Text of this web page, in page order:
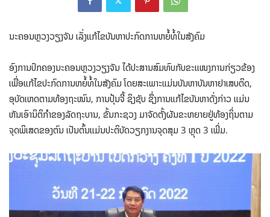
ນະຄອນຫຼວງວຽງ​ຈັນ ເລັ່ງ​ແກ້​ໄຂ​ບັນ​ຫາ​ປະ​ກົດ​ການ​ຫຍໍ້​ທໍ້​ໃນ​ສັງ​ຄົມ
ອົງ​ການ​ປົກ​ຄອງ​ນະ​ຄອນຫຼວງວຽງ​ຈັນ ໄດ້ປະສານສົມທົບກັບຂະແໜງການກ່ຽວຂ້ອງ
ເພື່ອແກ້ໄຂ​ປະ​ກົດ​ການ​ຫຍໍ້​ທໍ້​ໃນ​ສັງ​ຄົມ ໂດຍ​ສະ​ເພາະ​ແມ່ນບັນຫາບັນຫາຢາເສບຕິດ,
ອຸບັດເຫດຕາມທ້ອງຖະໜົນ, ການປຸ້ນຈີ້ ຊິງຊັບ ຊຶ່ງການແກ້ໄຂບັນຫາດັ່ງກ່າວ ​ແມ່ນ
ຫັນເອົານິຕິກໍາຂອງລັດຖະບານ, ຂັ້ນກະຊວງ ມາຈັດຕັ້ງຜັນຂະຫຍາຍຢູ່ທ້ອງຖິ່ນຕາມ
ຈຸດພິເສດຂອງຕົນ ເປັນຕົ້ນແມ່ນປະຕິບັດວຽກງານຈຸດສຸມ 3 ຫຼຸດ 3 ເພີ່ມ.